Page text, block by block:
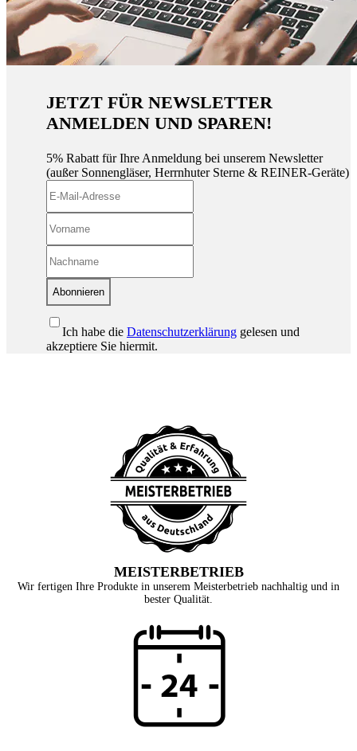
JETZT FÜR NEWSLETTER
ANMELDEN UND SPAREN!
5% Rabatt für Ihre Anmeldung bei unserem Newsletter
(außer Sonnengläser, Herrnhuter Sterne & REINER-Geräte)
Abonnieren
Ich habe die Datenschutzerklärung gelesen und
akzeptiere Sie hiermit.
MEISTERBETRIEB
Wir fertigen Ihre Produkte in unserem Meisterbetrieb nachhaltig und in
bester Qualität.